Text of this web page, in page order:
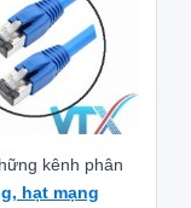
kênh phân
hạt mạng